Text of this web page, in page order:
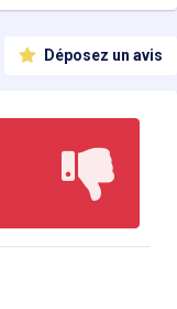
Déposez un avis